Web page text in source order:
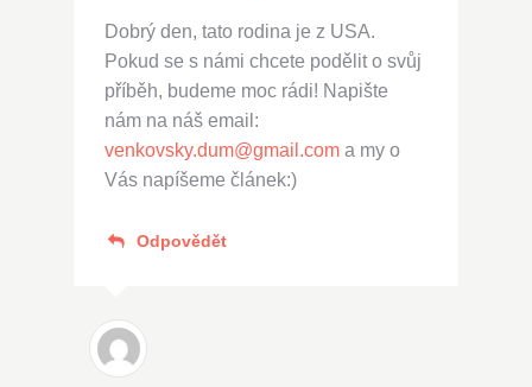
Dobrý den, tato rodina je z USA.
Pokud se s námi chcete podělit o svůj
příběh, budeme moc rádi! Napište
nám na náš email:
venkovsky.dum@gmail.coma my o
Vás napíšeme článek:)
Odpovědět